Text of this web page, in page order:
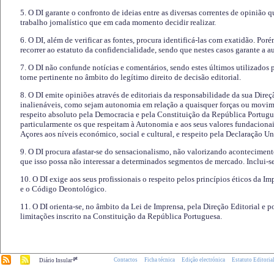
5. O DI garante o confronto de ideias entre as diversas correntes de opinião
trabalho jornalístico que em cada momento decidir realizar.
6. O DI, além de verificar as fontes, procura identificá-las com exatidão.
recorrer ao estatuto da confidencialidade, sendo que nestes casos garante a
7. O DI não confunde notícias e comentários, sendo estes últimos utilizados
torne pertinente no âmbito do legítimo direito de decisão editorial.
8. O DI emite opiniões através de editoriais da responsabilidade da sua
inalienáveis, como sejam autonomia em relação a quaisquer forças ou
respeito absoluto pela Democracia e pela Constituição da República
particularmente os que respeitam à Autonomia e aos seus valores
Açores aos níveis económico, social e cultural, e respeito pela Declaração
9. O DI procura afastar-se do sensacionalismo, não valorizando
que isso possa não interessar a determinados segmentos de mercado.
10. O DI exige aos seus profissionais o respeito pelos princípios éticos da
e o Código Deontológico.
11. O DI orienta-se, no âmbito da Lei de Imprensa, pela Direção Editorial e
limitações inscrito na Constituição da República Portuguesa.
Diário Insular.pt Contactos Ficha técnica Edição electrónica Estatuto Editorial